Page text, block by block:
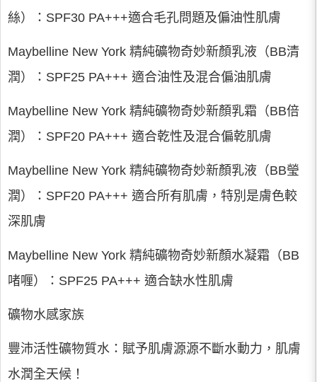
絲）：SPF30 PA+++適合毛孔問題及偏油性肌膚
Maybelline New York 精純礦物奇妙新顏乳液（BB清
潤）：SPF25 PA+++ 適合油性及混合偏油肌膚
Maybelline New York 精純礦物奇妙新顏乳霜（BB倍
潤）：SPF20 PA+++ 適合乾性及混合偏乾肌膚
Maybelline New York 精純礦物奇妙新顏乳液（BB瑩
潤）：SPF20 PA+++ 適合所有肌膚，特別是膚色較
深肌膚
Maybelline New York 精純礦物奇妙新顏水凝霜（BB
啫喱）：SPF25 PA+++ 適合缺水性肌膚
礦物水感家族
豐沛活性礦物質水：賦予肌膚源源不斷水動力，肌膚
水潤全天候！